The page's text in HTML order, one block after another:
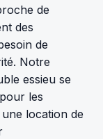
de
des
de
Notre
essieu se
les
location de